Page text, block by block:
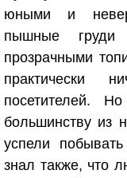
юными и
пышные груди
прозрачными
практически
посетителей.
большинству из
успели
знал также, что